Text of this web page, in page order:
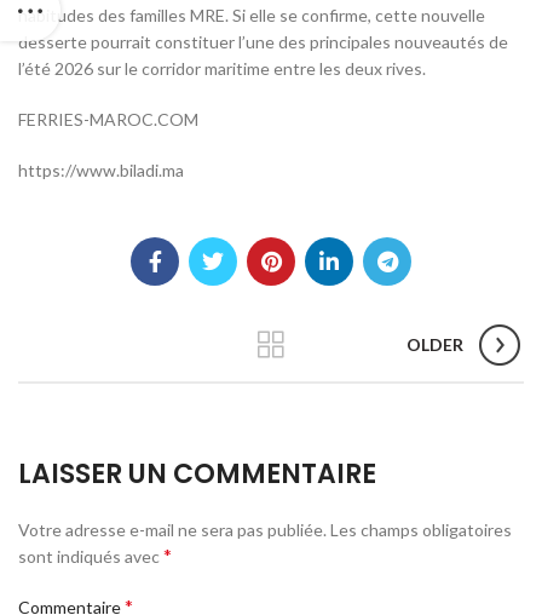
habitudes des familles MRE. Si elle se confirme, cette nouvelle
desserte pourrait constituer l’une des principales nouveautés de
l’été 2026 sur le corridor maritime entre les deux rives.
FERRIES-MAROC.COM
https://www.biladi.ma
OLDER
LAISSER UN COMMENTAIRE
Votre adresse e-mail ne sera pas publiée. Les champs obligatoires
sont indiqués avec*
Commentaire*